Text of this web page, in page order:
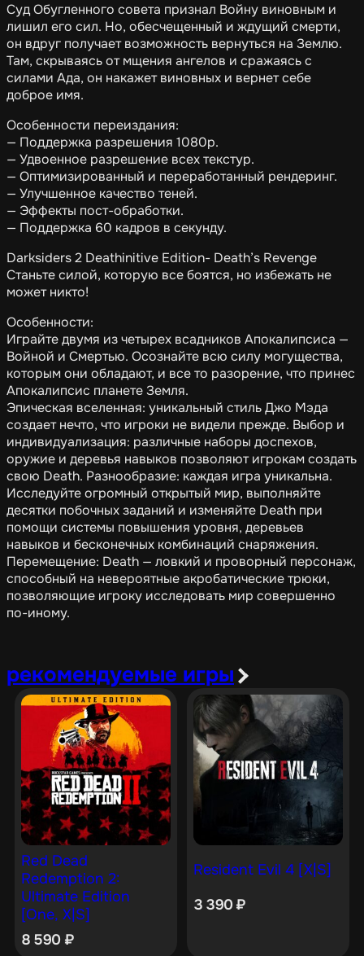
Суд Обугленного совета признал Войну виновным и
лишил его сил. Но, обесчещенный и ждущий смерти,
он вдруг получает возможность вернуться на Землю.
Там, скрываясь от мщения ангелов и сражаясь с
силами Ада, он накажет виновных и вернет себе
доброе имя.
Особенности переиздания:
— Поддержка разрешения 1080p.
— Удвоенное разрешение всех текстур.
— Оптимизированный и переработанный рендеринг.
— Улучшенное качество теней.
— Эффекты пост-обработки.
— Поддержка 60 кадров в секунду.
Darksiders 2 Deathinitive Edition- Death’s Revenge
Станьте силой, которую все боятся, но избежать не
может никто!
Особенности:
Играйте двумя из четырех всадников Апокалипсиса —
Войной и Смертью. Осознайте всю силу могущества,
которым они обладают, и все то разорение, что принес
Апокалипсис планете Земля.
Эпическая вселенная: уникальный стиль Джо Мэда
создает нечто, что игроки не видели прежде. Выбор и
индивидуализация: различные наборы доспехов,
оружие и деревья навыков позволяют игрокам создать
свою Death. Разнообразие: каждая игра уникальна.
Исследуйте огромный открытый мир, выполняйте
десятки побочных заданий и изменяйте Death при
помощи системы повышения уровня, деревьев
навыков и бесконечных комбинаций снаряжения.
Перемещение: Death — ловкий и проворный персонаж,
способный на невероятные акробатические трюки,
позволяющие игроку исследовать мир совершенно
по-иному.
рекомендуемые игры
Red Dead
Redemption 2:
Ultimate Edition
[One, X|S]
8 590 ₽
Resident Evil 4 [X|S]
3 390₽